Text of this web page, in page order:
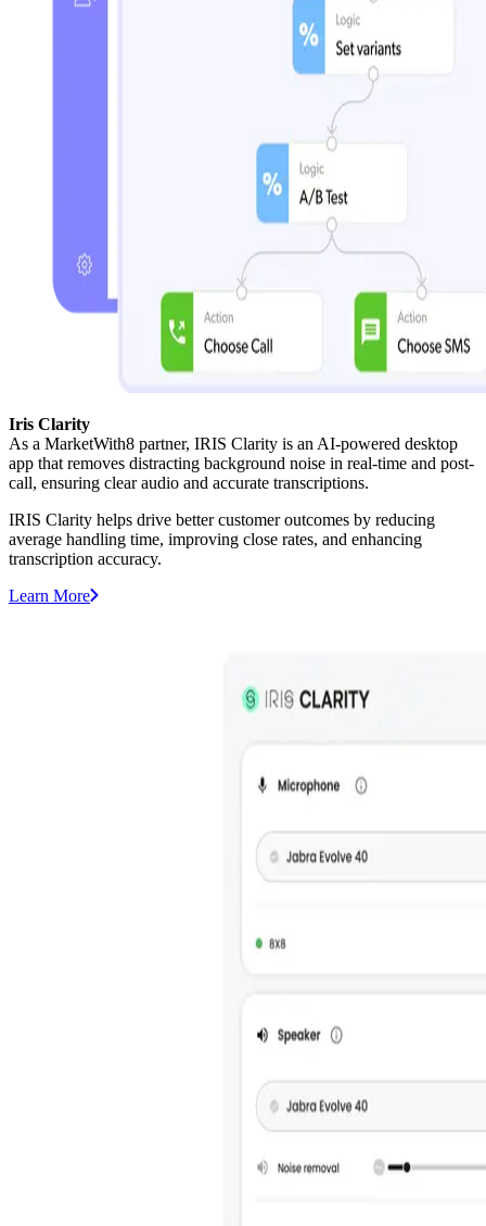
Iris Clarity
As a MarketWith8 partner, IRIS Clarity is an AI-powered desktop
app that removes distracting background noise in real-time and post-
call, ensuring clear audio and accurate transcriptions.
IRIS Clarity helps drive better customer outcomes by reducing
average handling time, improving close rates, and enhancing
transcription accuracy.
Learn More